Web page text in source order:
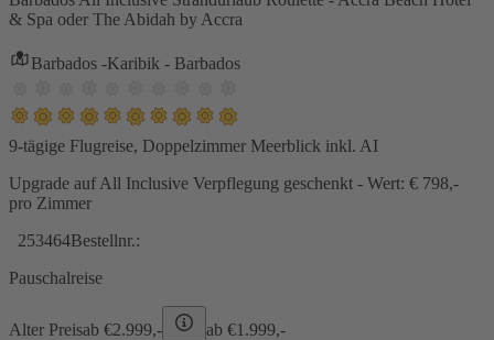
& Spa oder The Abidah by Accra
Barbados -Karibik - Barbados
9-tägige Flugreise, Doppelzimmer Meerblick inkl. AI
Upgrade auf All Inclusive Verpflegung geschenkt - Wert: € 798,-
pro Zimmer
253464Bestellnr.:
Pauschalreise
Alter Preisab €2.999,- ab €1.999,-